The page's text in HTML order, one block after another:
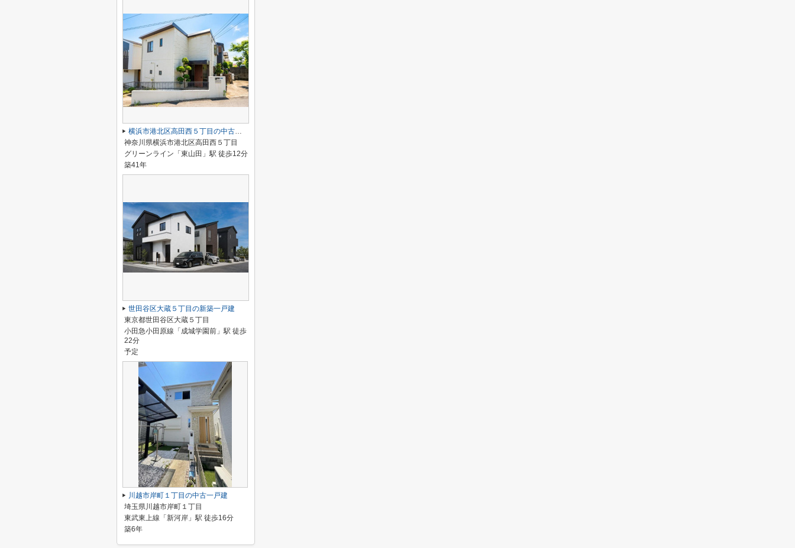
横浜市港北区高田西５丁目の中古一戸建
神奈川県横浜市港北区高田西５丁目
グリーンライン「東山田」駅 徒歩12分
築41年
世田谷区大蔵５丁目の新築一戸建
東京都世田谷区大蔵５丁目
小田急小田原線「成城学園前」駅 徒歩
22分
予定
川越市岸町１丁目の中古一戸建
埼玉県川越市岸町１丁目
東武東上線「新河岸」駅 徒歩16分
築6年